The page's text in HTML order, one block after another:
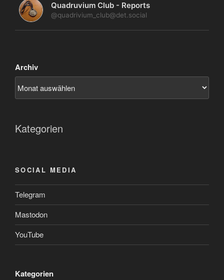
Quadruvium Club - Reports
@quadrivium_club@det.social
Archiv
Kategorien
SOCIAL MEDIA
Telegram
Mastodon
YouTube
Kategorien